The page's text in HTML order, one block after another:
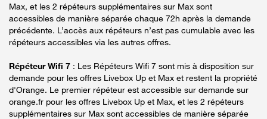
Max, et les 2 répéteurs supplémentaires sur Max sont
accessibles de manière séparée chaque 72h après la demande
précédente. L’accès aux répéteurs n’est pas cumulable avec les
répéteurs accessibles via les autres offres.
Répéteur Wifi 7 : Les Répéteurs Wifi 7 sont mis à disposition sur
demande pour les offres Livebox Up et Max et restent la propriété
d'Orange. Le premier répéteur est accessible sur demande sur
orange.fr pour les offres Livebox Up et Max, et les 2 répéteurs
supplémentaires sur Max sont accessibles de manière séparée